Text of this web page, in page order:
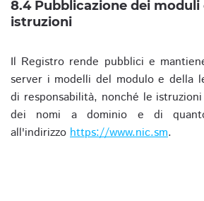
8.4 Pubblicazione dei moduli
istruzioni
Il Registro rende pubblici e
server i modelli del modulo e della
di responsabilità, nonché le
dei nomi a dominio e di
all'indirizzo https://www.nic.sm.